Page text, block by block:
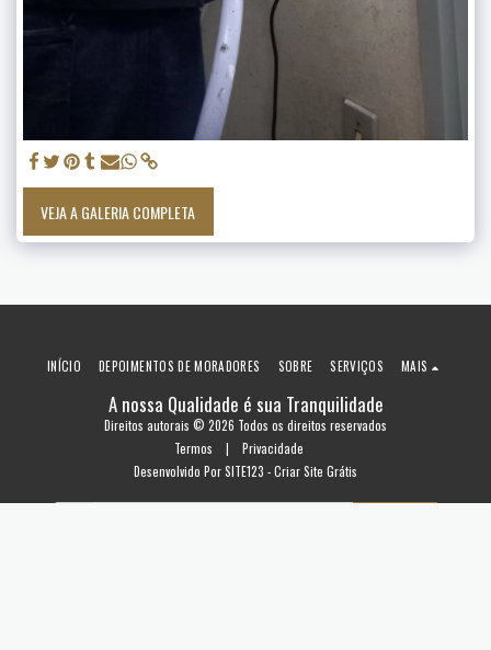
VEJA A GALERIA COMPLETA
A nossa Qualidade é sua Tranquilidade
Direitos autorais © 2026 Todos os direitos reservados
Termos | Privacidade
Desenvolvido PorSITE123 -Criar Site Grátis
INÍCIO DEPOIMENTOS DE MORADORES SOBRE SERVIÇOS MAIS